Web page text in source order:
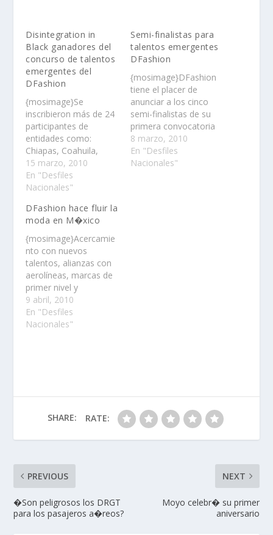
Disintegration in
Black ganadores del
concurso de talentos
emergentes del
DFashion
{mosimage}Se
inscribieron más de 24
participantes de
entidades como:
Chiapas, Coahuila,
Distrito Federal,
Estado de México,
Guanajuato, Nuevo
Quintana Roo, Sonora
y Zacatecas……
15 marzo, 2010
En "Desfiles
Nacionales"
Semi-finalistas para
talentos emergentes
DFashion
{mosimage}DFashion
tiene el placer de
anunciar a los cinco
semi-finalistas de su
primera convocatoria
para talentos
emergentes……
8 marzo, 2010
En "Desfiles
Nacionales"
DFashion hace fluir la
moda en M�xico
{mosimage}Acercamie
nto con nuevos
talentos, alianzas con
aerolíneas, marcas de
primer nivel y
actividades como
showrooms
mensuales son
9 abril, 2010
En "Desfiles
Nacionales"
SHARE: RATE:
PREVIOUS
�Son peligrosos los DRGT
para los pasajeros a�reos?
NEXT
Moyo celebr� su primer
aniversario